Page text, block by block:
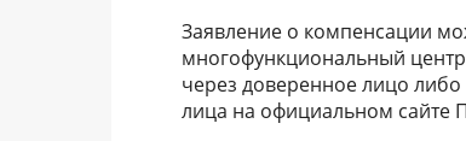
Заявление о компенсации
многофункциональный
через доверенное лицо
лица на официальном сайте